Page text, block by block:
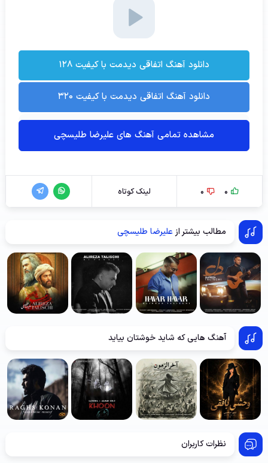
دانلود آهنگ اتفاقی دیدمت با کیفیت ۱۲۸
دانلود آهنگ اتفاقی دیدمت با کیفیت ۳۲۰
مشاهده تمامی آهنگ های علیرضا طلیسچی
0
0 لینک کوتاه
مطالب بیشتر ازعلیرضا طلیسچی
آهنگ هایی که شاید خوشتان بیاید
نظرات کاربران